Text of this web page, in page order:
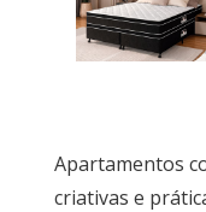
Móvel
Apartamentos
criativas e